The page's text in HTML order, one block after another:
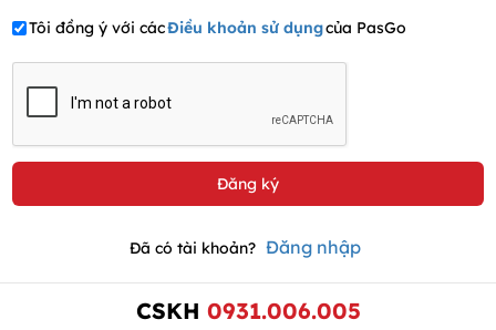
Tôi đồng ý với cácĐiều khoản sử dụngcủa PasGo
Đã có tài khoản? Đăng nhập
CSKH 0931.006.005